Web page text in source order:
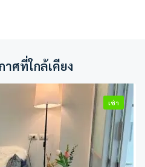
ศที่ใกล้เคียง
เช่า